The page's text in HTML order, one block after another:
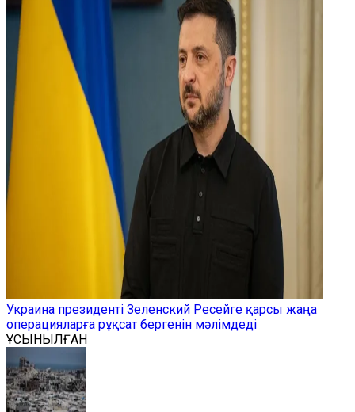
Украина президенті Зеленский Ресейге қарсы жаңа
операцияларға рұқсат бергенін мәлімдеді
ҰСЫНЫЛҒАН